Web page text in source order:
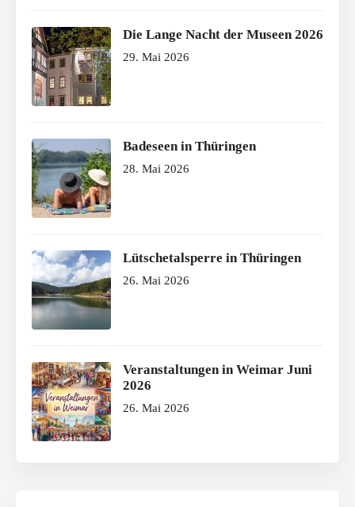
Die Lange Nacht der Museen 2026
29. Mai 2026
Badeseen in Thüringen
28. Mai 2026
Lütschetalsperre in Thüringen
26. Mai 2026
Veranstaltungen in Weimar Juni
2026
26. Mai 2026